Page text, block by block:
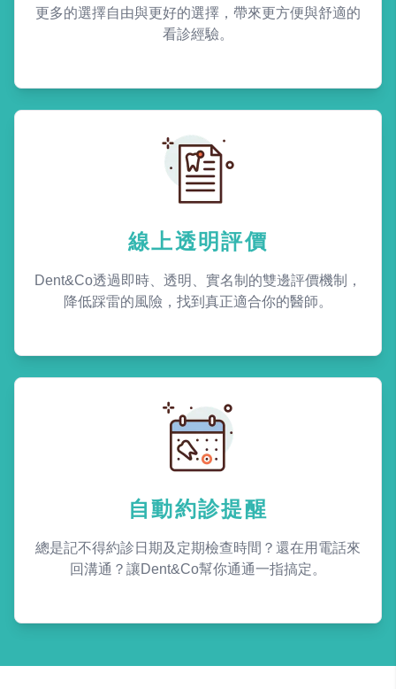
更多的選擇自由與更好的選擇，帶來更方便與舒適的
看診經驗。
線上透明評價
Dent&Co透過即時、透明、實名制的雙邊評價機制，
降低踩雷的風險，找到真正適合你的醫師。
自動約診提醒
總是記不得約診日期及定期檢查時間？還在用電話來
回溝通？讓Dent&Co幫你通通一指搞定。